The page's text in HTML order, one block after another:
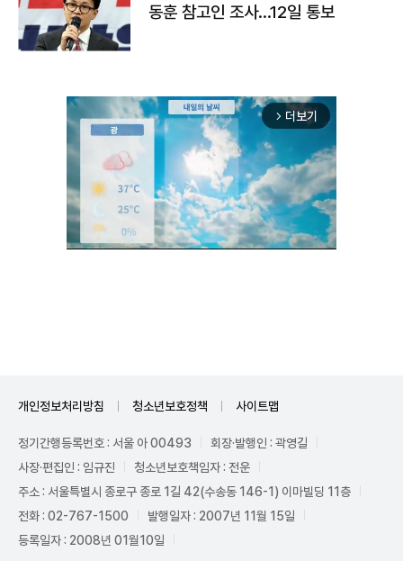
동훈 참고인 조사...12일 통보
arrow_forward_ios 더보기
개인정보처리방침 청소년보호정책 사이트맵
정기간행등록번호 : 서울 아 00493
회장·발행인 : 곽영길
사장·편집인 : 임규진
청소년보호책임자 : 전운
주소 : 서울특별시 종로구 종로 1길 42(수송동 146-1) 이마빌딩 11층
전화 : 02-767-1500
발행일자 : 2007년 11월 15일
등록일자 : 2008년 01월10일